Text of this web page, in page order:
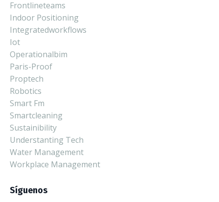
Frontlineteams
Indoor Positioning
Integratedworkflows
Iot
Operationalbim
Paris-Proof
Proptech
Robotics
Smart Fm
Smartcleaning
Sustainibility
Understanting Tech
Water Management
Workplace Management
Síguenos